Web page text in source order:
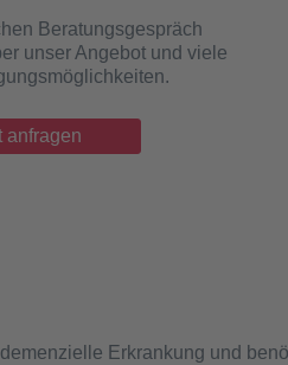
Beratungsgespräch
unser Angebot und viele
anfragen
Erkrankung und